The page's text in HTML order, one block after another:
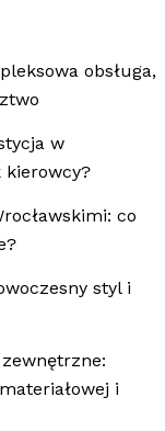
obsługa,
w
kierowcy?
co
styl i
i